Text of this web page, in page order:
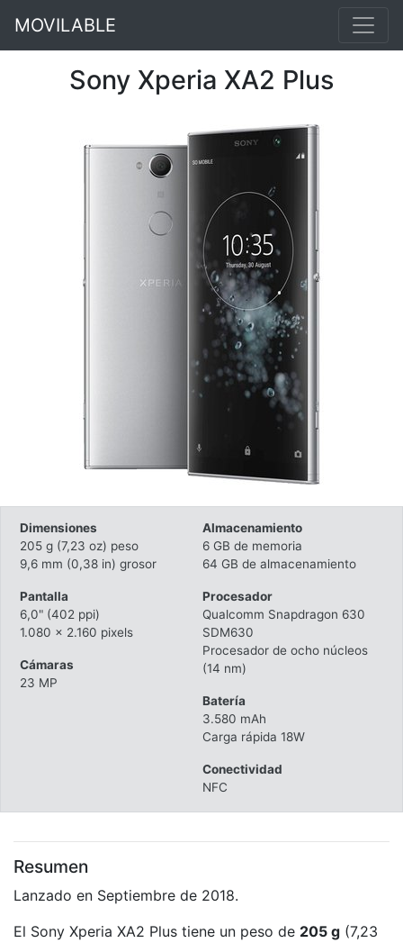
MOVILABLE
Sony Xperia XA2 Plus
Dimensiones
205 g (7,23 oz) peso
9,6 mm (0,38 in) grosor
Pantalla
6,0" (402 ppi)
1.080 x 2.160 pixels
Cámaras
23 MP
Almacenamiento
6 GB de memoria
64 GB de almacenamiento
Procesador
Qualcomm Snapdragon 630
SDM630
Procesador de ocho núcleos
(14 nm)
Batería
3.580 mAh
Carga rápida 18W
Conectividad
NFC
Resumen
Lanzado en Septiembre de 2018.
El Sony Xperia XA2 Plus tiene un peso de 205 g (7,23